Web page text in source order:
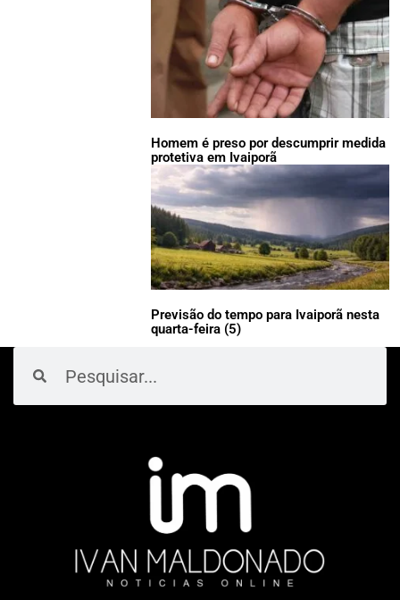
Homem é preso por descumprir medida
protetiva em Ivaiporã
Previsão do tempo para Ivaiporã nesta
quarta-feira (5)